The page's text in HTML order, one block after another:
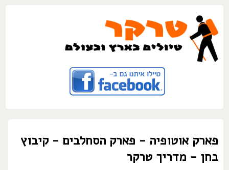
פארק אוטופיה - פארק הסחלבים - קיבוץ
בחן - מדריך טרקר